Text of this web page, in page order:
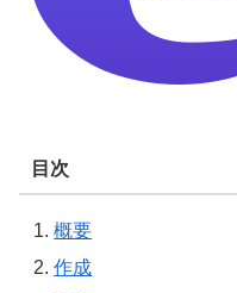
目次
概要
作成